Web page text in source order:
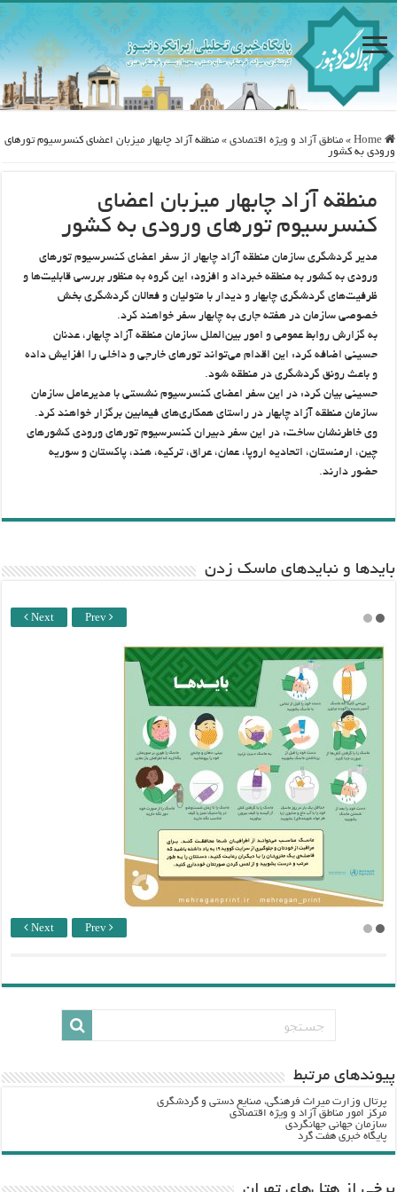
Home
» مناطق آزاد و ویژه اقتصادی » منطقه آزاد چابهار میزبان اعضای کنسرسیوم تورهای
ورودی به کشور
منطقه آزاد چابهار میزبان اعضای
کنسرسیوم تورهای ورودی به کشور
مدیر گردشگری سازمان منطقه آزاد چابهار از سفر اعضای کنسرسیوم تورهای
ورودی به کشور به منطقه خبرداد و افزود: این گروه به منظور بررسی قابلیت‌ها و
ظرفیت‌های گردشگری چابهار و دیدار با متولیان و فعالان گردشگری بخش
خصوصی سازمان در هفته جاری به چابهار سفر خواهند کرد.
به گزارش روابط عمومی و امور بین‌الملل سازمان منطقه آزاد چابهار، عدنان
حسینی اضافه کرد: این اقدام می‌تواند تورهای خارجی و داخلی را افزایش داده
و باعث رونق گردشگری در منطقه شود.
حسینی بیان کرد: در این سفر اعضای کنسرسیوم نشستی با مدیرعامل سازمان
سازمان منطقه آزاد چابهار در راستای همکاری‌های فیمابین برگزار خواهند کرد.
وی خاطرنشان ساخت: در این سفر دبیران کنسرسیوم تورهای ورودی کشورهای
چین، ارمنستان، اتحادیه اروپا، عمان، عراق، ترکیه، هند، پاکستان و سوریه
حضور دارند.
باید‌ها و نبایدهای ماسک زدن
Next Prev
Next Prev
پيوندهاي مرتبط
پرتال وزارت ميراث فرهنگي، صنایع دستی و گردشگري
مرکز امور مناطق آزاد و ویژه اقتصادی
سازمان جهانی جهانگردی
پایگاه خبری هفت گرد